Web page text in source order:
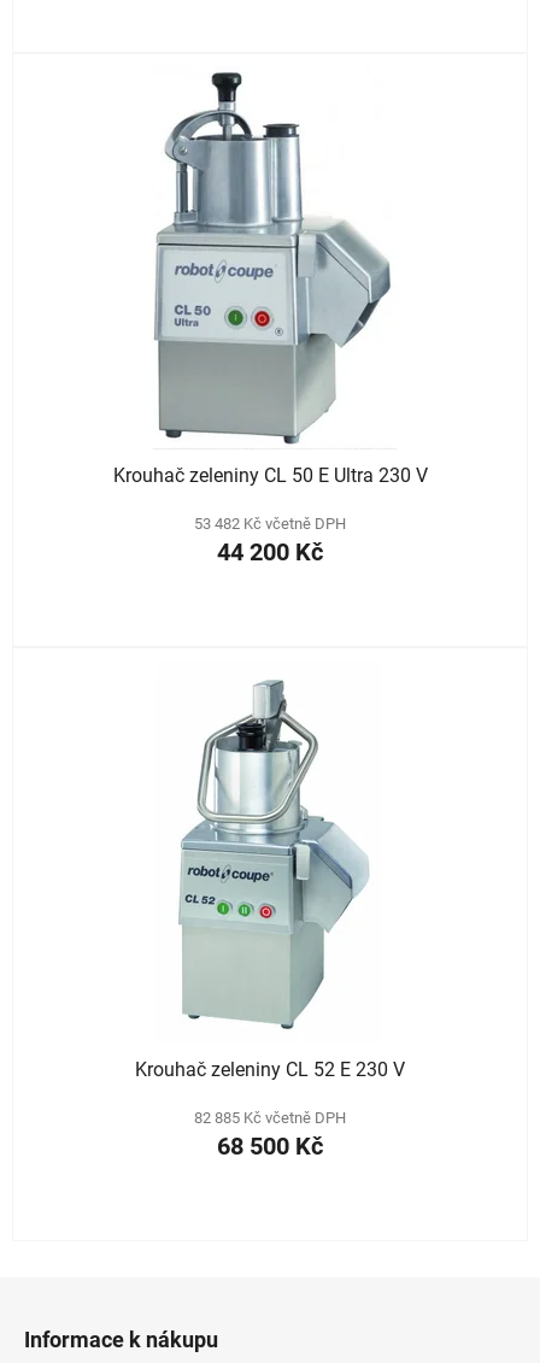
Krouhač zeleniny CL 50 E Ultra 230 V
53 482 Kč včetně DPH
44 200 Kč
Krouhač zeleniny CL 52 E 230 V
82 885 Kč včetně DPH
68 500 Kč
Informace k nákupu